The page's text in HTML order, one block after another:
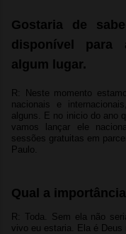
Gostaria de
disponível para
algum lugar.
R: Neste momento
nacionais e
alguns. E no inicio do ano
vamos lançar ele
sessões gratuitas em
Paulo.
Qual a
R: Toda. Sem ela não
vivo eu estaria. Ela é Deus